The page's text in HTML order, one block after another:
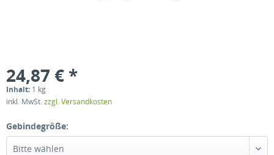
24,87 € *
Inhalt: 1 kg
inkl. MwSt.zzgl. Versandkosten
Gebindegröße:
Bitte wählen